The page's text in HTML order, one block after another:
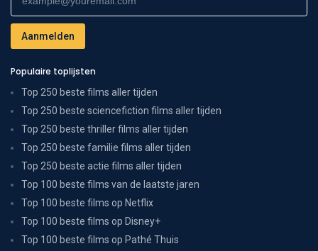
Populaire toplijsten
Top 250 beste films aller tijden
Top 250 beste sciencefiction films aller tijden
Top 250 beste thriller films aller tijden
Top 250 beste familie films aller tijden
Top 250 beste actie films aller tijden
Top 100 beste films van de laatste jaren
Top 100 beste films op Netflix
Top 100 beste films op Disney+
Top 100 beste films op Pathé Thuis